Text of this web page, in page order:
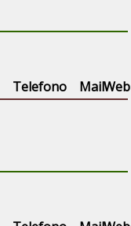
Telefono MailWeb